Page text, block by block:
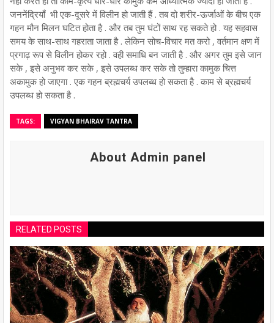
जननेंद्रियाँ भी एक-दूसरे में विलीन हो जाती हैं . तब दो शरीर-ऊर्जाओं के बीच एक
गहन मौन मिलन घटित होता है . और तब तुम घंटों साथ रह सकते हो . यह सहवास
समय के साथ-साथ गहराता जाता है . लेकिन सोच-विचार मत करो , वर्तमान क्षण में
प्रगाढ़ रूप से विलीन होकर रहो . वही समाधि बन जाती है . और अगर तुम इसे जान
सके , इसे अनुभव कर सके , इसे उपलब्ध कर सके तो तुम्हारा कामुक चित्त
अकामुक हो जाएगा . एक गहन ब्रह्मचर्य उपलब्ध हो सकता है . काम से ब्रह्मचर्य
उपलब्ध हो सकता है .
TAGS: VIGYAN BHAIRAV TANTRA
About Admin panel
RELATED POSTS